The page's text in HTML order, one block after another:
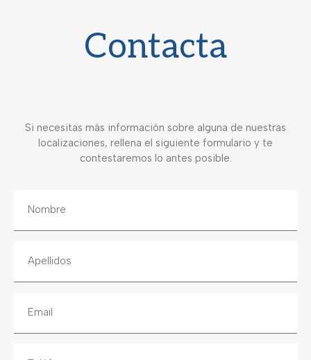
Contacta
Si necesitas más información sobre alguna de nuestras
localizaciones, rellena el siguiente formulario y te
contestaremos lo antes posible.